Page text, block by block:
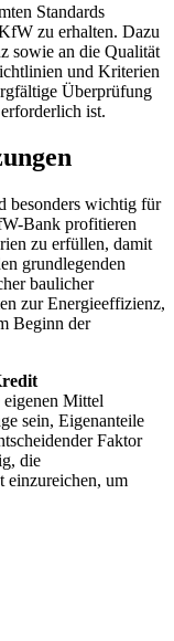
Standards
zu erhalten. Dazu
sowie an die Qualität
und Kriterien
Überprüfung
ist.
besonders wichtig für
Bank profitieren
zu erfüllen, damit
grundlegenden
baulicher
zur Energieeffizienz,
Beginn der
Mittel
sein, Eigenanteile
Faktor
die
einzureichen, um